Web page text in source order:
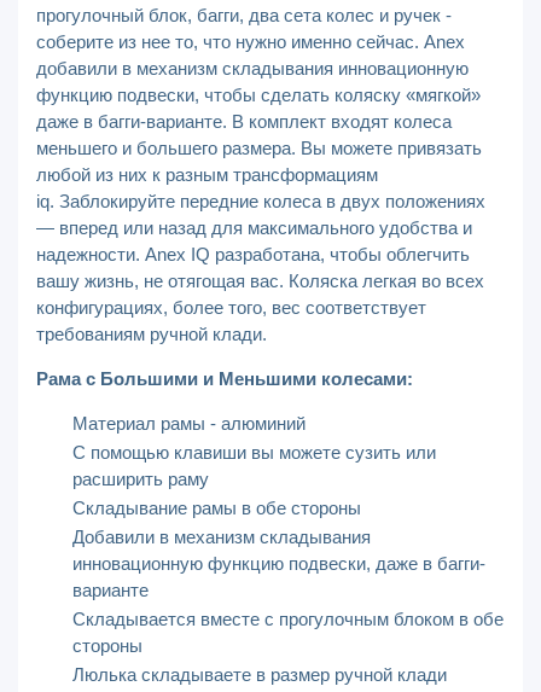
прогулочный блок, багги, два сета колес и ручек -
соберите из нее то, что нужно именно сейчас. Anex
добавили в механизм складывания инновационную
функцию подвески, чтобы сделать коляску «мягкой»
даже в багги-варианте. В комплект входят колеса
меньшего и большего размера. Вы можете привязать
любой из них к разным трансформациям
iq. Заблокируйте передние колеса в двух положениях
— вперед или назад для максимального удобства и
надежности. Anex IQ разработана, чтобы облегчить
вашу жизнь, не отягощая вас. Коляска легкая во всех
конфигурациях, более того, вес соответствует
требованиям ручной клади.
Рама с Большими и Меньшими колесами:
Материал рамы - алюминий
С помощью клавиши вы можете сузить или
расширить раму
Складывание рамы в обе стороны
Добавили в механизм складывания
инновационную функцию подвески, даже в багги-
варианте
Складывается вместе с прогулочным блоком в обе
стороны
Люлька складываете в размер ручной клади